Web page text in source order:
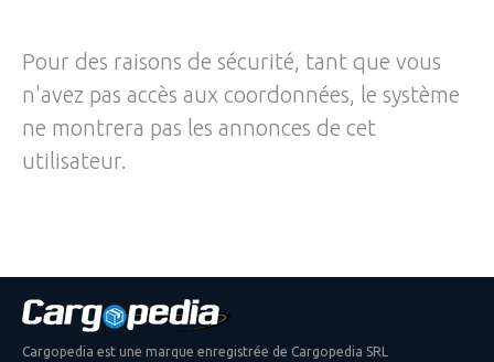
Pour des raisons de sécurité, tant que vous
n'avez pas accès aux coordonnées, le système
ne montrera pas les annonces de cet
utilisateur.
Cargopedia est une marque enregistrée de Cargopedia SRL